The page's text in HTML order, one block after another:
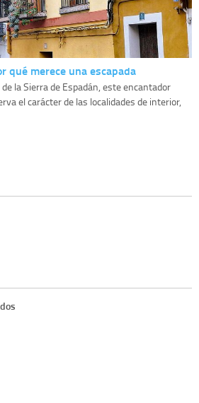
qué merece una escapada
la Sierra de Espadán, este encantador
el carácter de las localidades de interior,